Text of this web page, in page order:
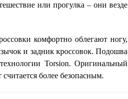
или прогулка – они везде
комфортно облегают ногу,
и задник кроссовок. Подошва
Torsion. Оригинальный
более безопасным.